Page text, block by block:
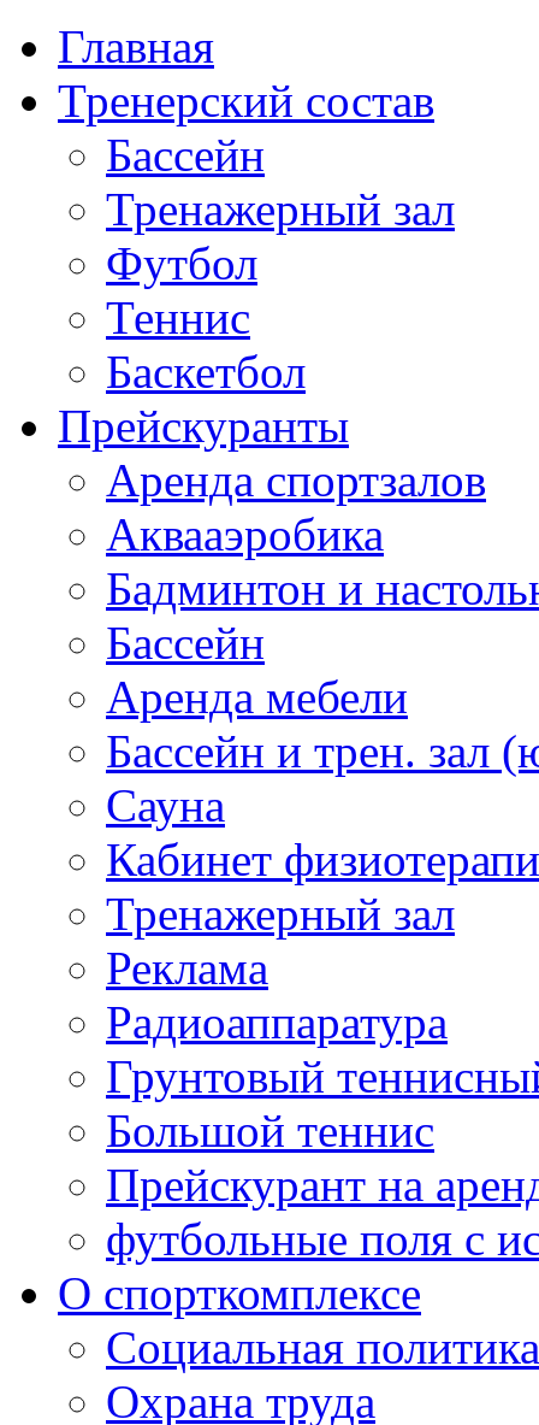
Главная
Тренерский состав
Бассейн
Тренажерный зал
Футбол
Теннис
Баскетбол
Прейскуранты
Аренда спортзалов
Аквааэробика
Бадминтон и
Бассейн
Аренда мебели
Бассейн и трен. зал
Сауна
Кабинет
Тренажерный зал
Реклама
Радиоаппаратура
Грунтовый
Большой теннис
Прейскурант на
футбольные поля с
О спорткомплексе
Социальная политика
Охрана труда